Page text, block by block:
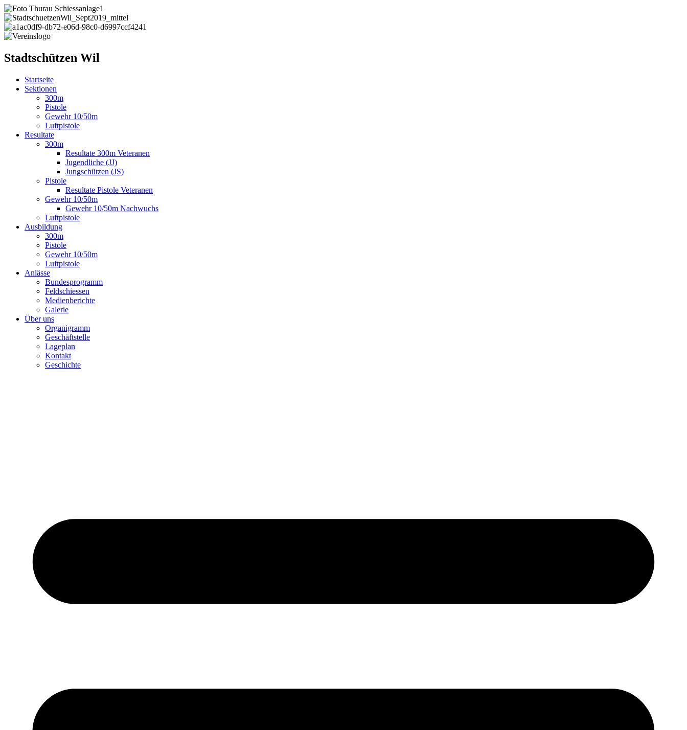
Stadtschützen Wil
Startseite
Sektionen
300m
Pistole
Gewehr 10/50m
Luftpistole
Resultate
300m
Resultate 300m Veteranen
Jugendliche (JJ)
Jungschützen (JS)
Pistole
Resultate Pistole Veteranen
Gewehr 10/50m
Gewehr 10/50m Nachwuchs
Luftpistole
Ausbildung
300m
Pistole
Gewehr 10/50m
Luftpistole
Anlässe
Bundesprogramm
Feldschiessen
Medienberichte
Galerie
Über uns
Organigramm
Geschäftstelle
Lageplan
Kontakt
Geschichte